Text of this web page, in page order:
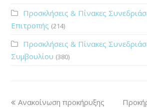
Προσκλήσεις & Πίνακες
Επιτροπής (214)
Προσκλήσεις & Πίνακες
Συμβουλίου (380)
Ανακοίνωση προκήρυξης